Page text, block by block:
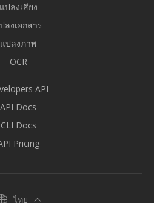
แปลงเสียง
ลงเอกสาร
แปลงภาพ
OCR
API
API Docs
CLI Docs
Pricing
ไทย